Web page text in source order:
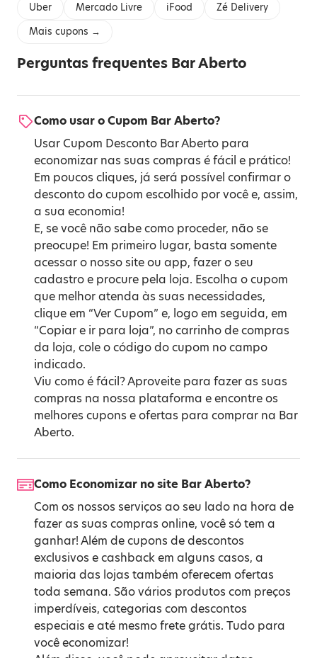
Uber
Mercado Livre iFood
Zé Delivery
Mais cupons →
Perguntas frequentes Bar Aberto
Como usar o Cupom Bar Aberto?
Usar Cupom Desconto Bar Aberto para
economizar nas suas compras é fácil e prático!
Em poucos cliques, já será possível confirmar o
desconto do cupom escolhido por você e, assim,
a sua economia!
E, se você não sabe como proceder, não se
preocupe! Em primeiro lugar, basta somente
acessar o nosso site ou app, fazer o seu
cadastro e procure pela loja. Escolha o cupom
que melhor atenda às suas necessidades,
clique em “Ver Cupom” e, logo em seguida, em
“Copiar e ir para loja”, no carrinho de compras
da loja, cole o código do cupom no campo
indicado.
Viu como é fácil? Aproveite para fazer as suas
compras na nossa plataforma e encontre os
melhores cupons e ofertas para comprar na Bar
Aberto.
Como Economizar no site Bar Aberto?
Com os nossos serviços ao seu lado na hora de
fazer as suas compras online, você só tem a
ganhar! Além de cupons de descontos
exclusivos e cashback em alguns casos, a
maioria das lojas também oferecem ofertas
toda semana. São vários produtos com preços
imperdíveis, categorias com descontos
especiais e até mesmo frete grátis. Tudo para
você economizar!